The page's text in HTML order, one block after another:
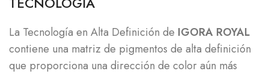
La Tecnología en Alta Definición de IGORA ROYAL
contiene una matriz de pigmentos de alta definición
que proporciona una dirección de color aún más